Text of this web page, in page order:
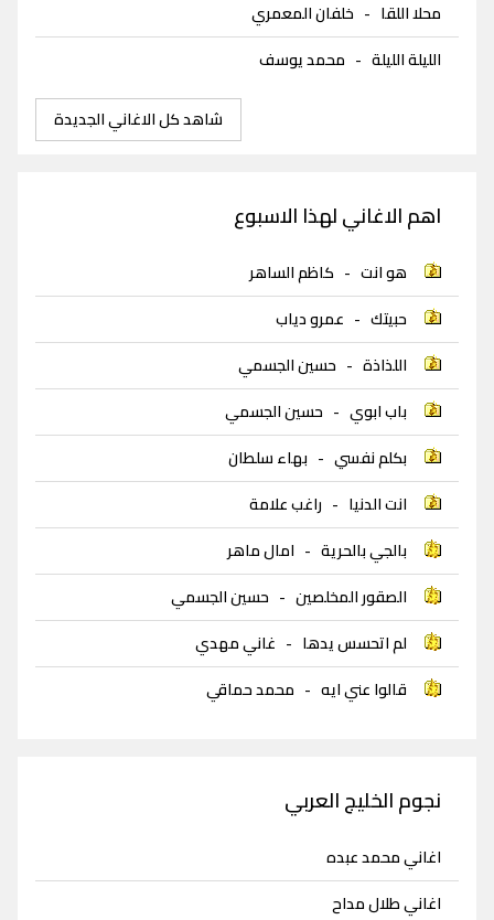
محلا اللقا - خلفان المعمري
الليلة الليلة - محمد يوسف
شاهد كل الاغاني الجديدة
اهم الاغاني لهذا الاسبوع
هو انت - كاظم الساهر
حبيتك - عمرو دياب
اللذاذة - حسين الجسمي
باب ابوي - حسين الجسمي
بكلم نفسي - بهاء سلطان
انت الدنيا - راغب علامة
بالجي بالحرية - امال ماهر
الصقور المخلصين - حسين الجسمي
لم اتحسس يدها - غاني مهدي
قالوا عني ايه - محمد حماقي
نجوم الخليج العربي
اغاني محمد عبده
اغاني طلال مداح